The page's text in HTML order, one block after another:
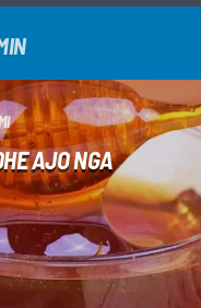
AJO NGA